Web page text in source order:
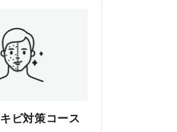
ビ対策コース